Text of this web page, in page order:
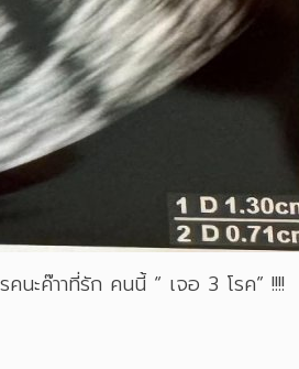
นะค๊าาที่รัก คนนี้ “ เจอ 3 โรค” !!!!